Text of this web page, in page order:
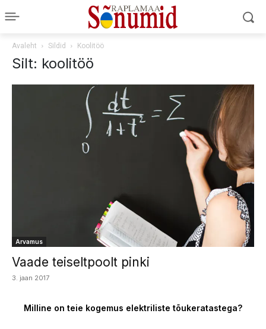
Avaleht Sildid Koolitöö
Silt: koolitöö
Arvamus
Vaade teiseltpoolt pinki
3. jaan 2017
Milline on teie kogemus elektriliste tõukeratastega?